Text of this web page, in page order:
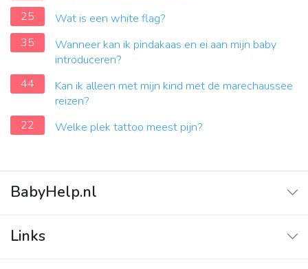
25
Wat is een white flag?
35
Wanneer kan ik pindakaas en ei aan mijn baby
introduceren?
44
Kan ik alleen met mijn kind met de marechaussee
reizen?
22
Welke plek tattoo meest pijn?
BabyHelp.nl
Vraag & Antwoord
Links